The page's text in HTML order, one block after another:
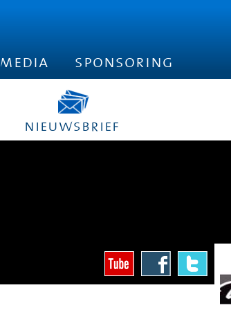
nieuwsbrief
media sponsoring